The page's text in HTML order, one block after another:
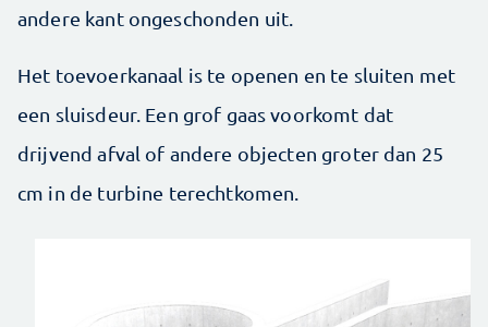
andere kant ongeschonden uit.
Het toevoer­kanaal is te openen en te sluiten met
een sluisdeur. Een grof gaas voorkomt dat
drijvend afval of andere objecten groter dan 25
cm in de turbine terechtkomen.